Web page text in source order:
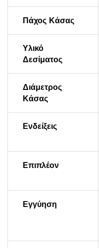
Πάχος Κάσας
Υλικό
Δεσίματος
Διάμετρος
Κάσας
Ενδείξεις
Επιπλέον
Εγγύηση